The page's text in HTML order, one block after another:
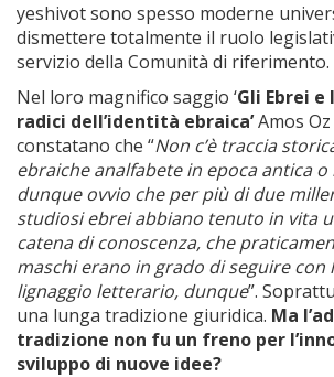
yeshivot sono spesso moderne
dismettere totalmente il ruolo
servizio della Comunità di riferimento.
Nel loro magnifico saggio ‘Gli Ebrei e
radici dell’identità ebraica’Amos Oz
constatano che “Non c’è traccia
ebraiche analfabete in epoca antica o
dunque ovvio che per più di due
studiosi ebrei abbiano tenuto in vita
catena di conoscenza, che
maschi erano in grado di seguire con
lignaggio letterario, dunque”.
una lunga tradizione giuridica. Ma
tradizione non fu un freno per
sviluppo di nuove idee?